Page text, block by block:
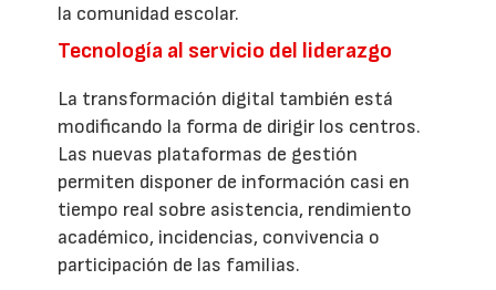
la comunidad escolar.
Tecnología al servicio del liderazgo
La transformación digital también está
modificando la forma de dirigir los centros.
Las nuevas plataformas de gestión
permiten disponer de información casi en
tiempo real sobre asistencia, rendimiento
académico, incidencias, convivencia o
participación de las familias.